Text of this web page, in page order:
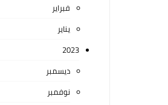
فبراير
يناير
2023
ديسمبر
نوفمبر